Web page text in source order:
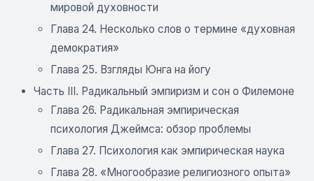
мировой духовности
Глава 24. Несколько слов о термине «духовная
демократия»
Глава 25. Взгляды Юнга на йогу
Часть III. Радикальный эмпиризм и сон о Филемоне
Глава 26. Радикальная эмпирическая
психология Джеймса: обзор проблемы
Глава 27. Психология как эмпирическая наука
Глава 28. «Многообразие религиозного опыта»